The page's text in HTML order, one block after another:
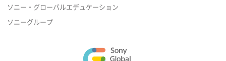
ソニー・グローバルエデュケーション
ソニーグループ